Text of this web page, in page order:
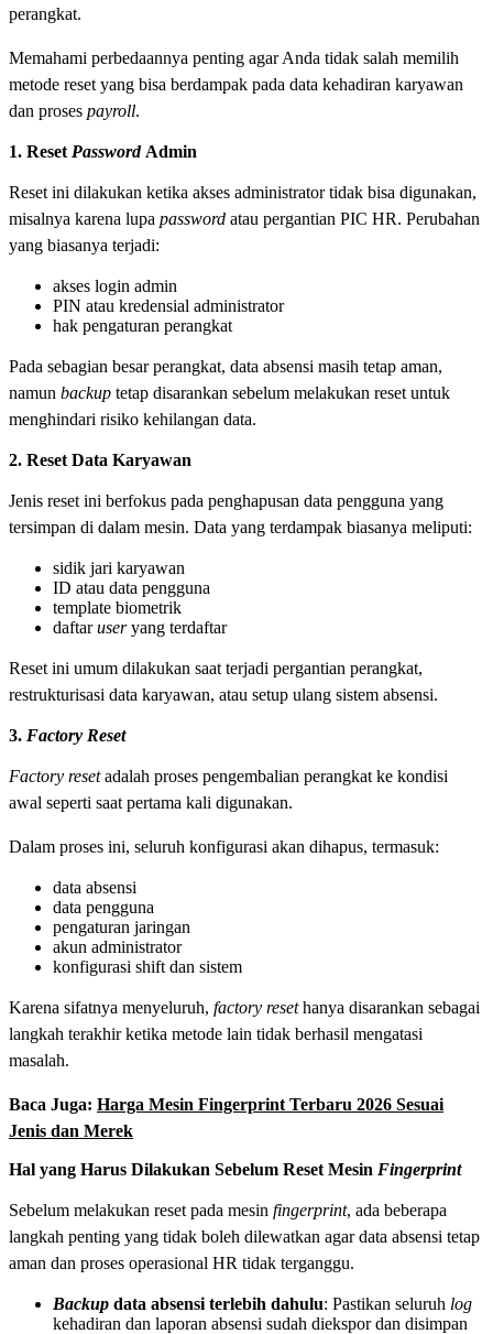
perangkat.
Memahami perbedaannya penting agar Anda tidak salah memilih
metode reset yang bisa berdampak pada data kehadiran karyawan
dan proses payroll.
1. Reset Password Admin
Reset ini dilakukan ketika akses administrator tidak bisa digunakan,
misalnya karena lupa password atau pergantian PIC HR. Perubahan
yang biasanya terjadi:
akses login admin
PIN atau kredensial administrator
hak pengaturan perangkat
Pada sebagian besar perangkat, data absensi masih tetap aman,
namun backup tetap disarankan sebelum melakukan reset untuk
menghindari risiko kehilangan data.
2. Reset Data Karyawan
Jenis reset ini berfokus pada penghapusan data pengguna yang
tersimpan di dalam mesin. Data yang terdampak biasanya meliputi:
sidik jari karyawan
ID atau data pengguna
template biometrik
daftaruseryang terdaftar
Reset ini umum dilakukan saat terjadi pergantian perangkat,
restrukturisasi data karyawan, atau setup ulang sistem absensi.
3. Factory Reset
Factory resetadalah proses pengembalian perangkat ke kondisi
awal seperti saat pertama kali digunakan.
Dalam proses ini, seluruh konfigurasi akan dihapus, termasuk:
data absensi
data pengguna
pengaturan jaringan
akun administrator
konfigurasi shift dan sistem
Karena sifatnya menyeluruh, factory resethanya disarankan sebagai
langkah terakhir ketika metode lain tidak berhasil mengatasi
masalah.
Baca Juga: Harga Mesin Fingerprint Terbaru 2026 Sesuai
Jenis dan Merek
Hal yang Harus Dilakukan Sebelum Reset Mesin Fingerprint
Sebelum melakukan reset pada mesin fingerprint, ada beberapa
langkah penting yang tidak boleh dilewatkan agar data absensi tetap
aman dan proses operasional HR tidak terganggu.
Backup data absensi terlebih dahulu: Pastikan seluruh log
kehadiran dan laporan absensi sudah diekspor dan disimpan